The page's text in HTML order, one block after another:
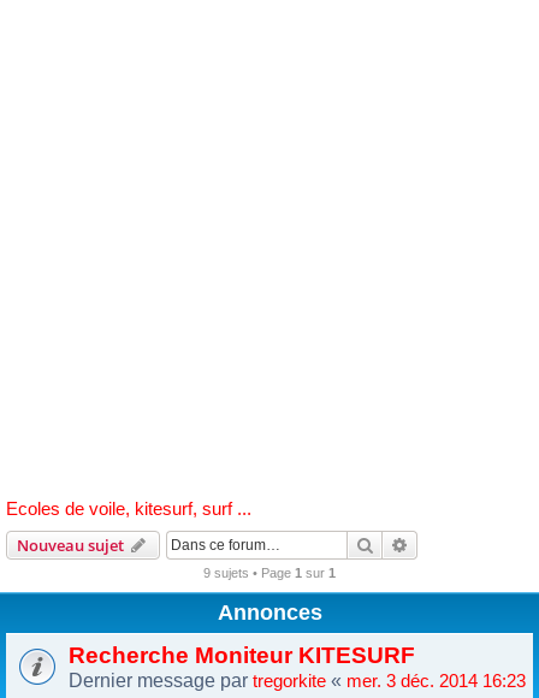
Ecoles de voile, kitesurf, surf ...
Nouveau sujet Rechercher
9 sujets • Page 1 sur 1
Annonces
Recherche Moniteur KITESURF
Dernier message par tregorkite « mer. 3 déc. 2014 16:23